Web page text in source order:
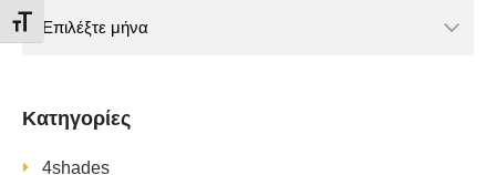
ΕΝΑΛΛΑΓΉ ΜΕΓΈΘΟΥΣ ΓΡΑΜΜΆΤΩΝ
Ιστορικό
Kατηγορίες
4shades